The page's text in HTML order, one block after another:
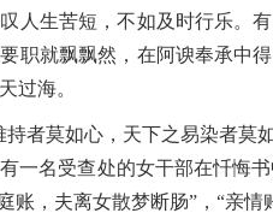
人生苦短，不如及时行乐。
职就飘飘然，在阿谀奉承中
过海。
持者莫如心，天下之易染者莫
一名受查处的女干部在忏悔
账，夫离女散梦断肠”，“亲